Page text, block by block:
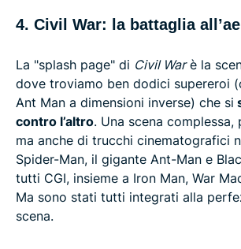
4. Civil War: la battaglia
La "splash page" di Civil Warè la
dove troviamo ben dodici supereroi
Ant Man a dimensioni inverse) che si
contro l’altro. Una scena complessa,
ma anche di trucchi cinematografici
Spider-Man, il gigante Ant-Man e
tutti CGI, insieme a Iron Man, War
Ma sono stati tutti integrati alla
scena.